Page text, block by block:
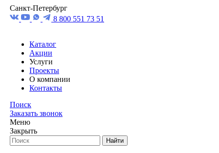
Санкт-Петербург
8 800 551 73 51
Каталог
Акции
Услуги
Проекты
О компании
Контакты
Поиск
Заказать звонок
Меню
Закрыть
Найти